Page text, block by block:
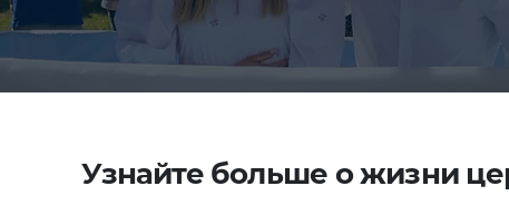
Узнайте больше о жизни